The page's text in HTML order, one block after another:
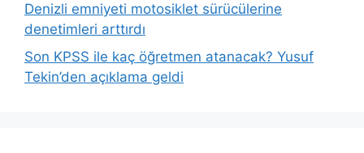
Denizli emniyeti motosiklet sürücülerine
denetimleri arttırdı
Son KPSS ile kaç öğretmen atanacak? Yusuf
Tekin’den açıklama geldi